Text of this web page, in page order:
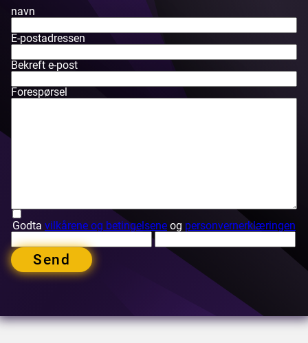
navn
E-postadressen
Bekreft e-post
Forespørsel
Godta vilkårene og betingelsene og personvernerklæringen
Send